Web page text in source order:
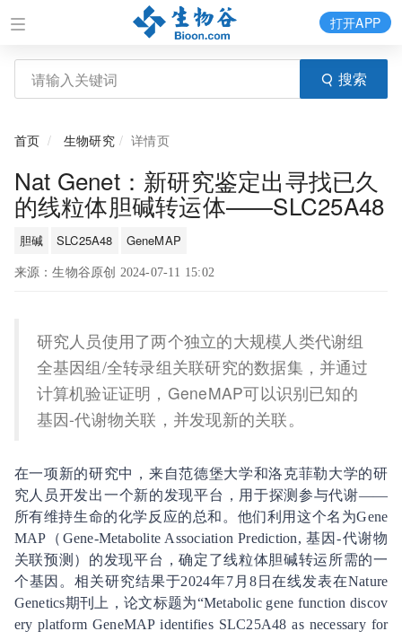
搜索
打开APP
首页 生物研究 详情页
Nat Genet：新研究鉴定出寻找已久
的线粒体胆碱转运体——SLC25A48
胆碱 SLC25A48 GeneMAP
来源：生物谷原创 2024-07-11 15:02
研究人员使用了两个独立的大规模人类代谢组
全基因组/全转录组关联研究的数据集，并通过
计算机验证证明，GeneMAP可以识别已知的
基因-代谢物关联，并发现新的关联。
在一项新的研究中，来自范德堡大学和洛克菲勒大学的研
究人员开发出一个新的发现平台，用于探测参与代谢——
所有维持生命的化学反应的总和。他们利用这个名为Gene
MAP（Gene-Metabolite Association Prediction, 基因-代谢物
关联预测）的发现平台，确定了线粒体胆碱转运所需的一
个基因。相关研究结果于2024年7月8日在线发表在Nature
Genetics期刊上，论文标题为“Metabolic gene function discov
ery platform GeneMAP identifies SLC25A48 as necessary for